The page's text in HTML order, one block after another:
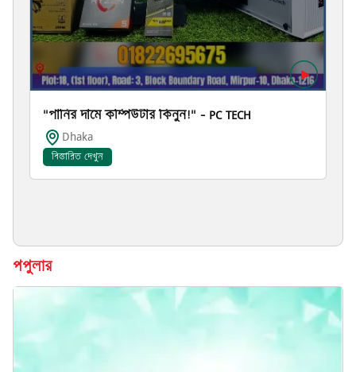
"পানির দামে কম্পিউটার কিনুন!" – PC TECH
Dhaka
বিস্তারিত দেখুন
পপুলার